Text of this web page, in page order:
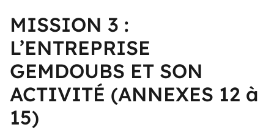
MISSION 3 :
L’ENTREPRISE
GEMDOUBS ET SON
ACTIVITÉ (ANNEXES 12 à
15)